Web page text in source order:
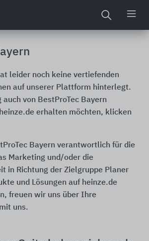
leider noch keine vertiefenden
auf unserer Plattform hinterlegt.
von BestProTec Bayern
erhalten möchten, klicken
Bayern verantwortlich für die
Marketing und/oder die
in Richtung der Zielgruppe Planer
und Lösungen auf heinze.de
freuen wir uns über Ihre
mit uns.